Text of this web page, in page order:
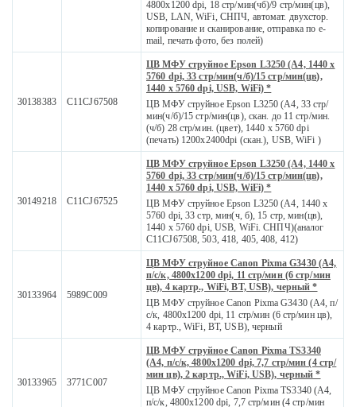
4800x1200 dpi, 18 стр/мин(чб)/9 стр/мин(цв),
USB, LAN, WiFi, СНПЧ, автомат. двухстор.
копирование и сканирование, отправка по e-
mail, печать фото, без полей)
30138383 C11CJ67508
ЦВ МФУ струйное Epson L3250 (A4, 1440 x
5760 dpi, 33 стр/мин(ч/б)/15 стр/мин(цв),
1440 x 5760 dpi, USB, WiFi) *
ЦВ МФУ струйное Epson L3250 (A4, 33 стр/
мин(ч/б)/15 стр/мин(цв), скан. до 11 стр/мин.
(ч/б) 28 стр/мин. (цвет), 1440 x 5760 dpi
(печать) 1200x2400dpi (скан.), USB, WiFi )
30149218 С11СJ67525
ЦВ МФУ струйное Epson L3250 (A4, 1440 x
5760 dpi, 33 стр/мин(ч/б)/15 стр/мин(цв),
1440 x 5760 dpi, USB, WiFi) *
ЦВ МФУ струйное Epson L3250 (A4, 1440 x
5760 dpi, 33 стр, мин(ч, б), 15 стр, мин(цв),
1440 x 5760 dpi, USB, WiFi. СНПЧ)(аналог
C11CJ67508, 503, 418, 405, 408, 412)
30133964 5989C009
ЦВ МФУ струйное Сanon Pixma G3430 (A4,
п/с/к, 4800x1200 dpi, 11 стр/мин (6 стр/мин
цв), 4 картр., WiFi, BT, USB), черный *
ЦВ МФУ струйное Сanon Pixma G3430 (A4, п/
с/к, 4800x1200 dpi, 11 стр/мин (6 стр/мин цв),
4 картр., WiFi, BT, USB), черный
30133965 3771C007
ЦВ МФУ струйное Сanon Pixma TS3340
(A4, п/с/к, 4800x1200 dpi, 7,7 стр/мин (4 стр/
мин цв), 2 картр., WiFi, USB), черный *
ЦВ МФУ струйное Сanon Pixma TS3340 (A4,
п/с/к, 4800x1200 dpi, 7,7 стр/мин (4 стр/мин